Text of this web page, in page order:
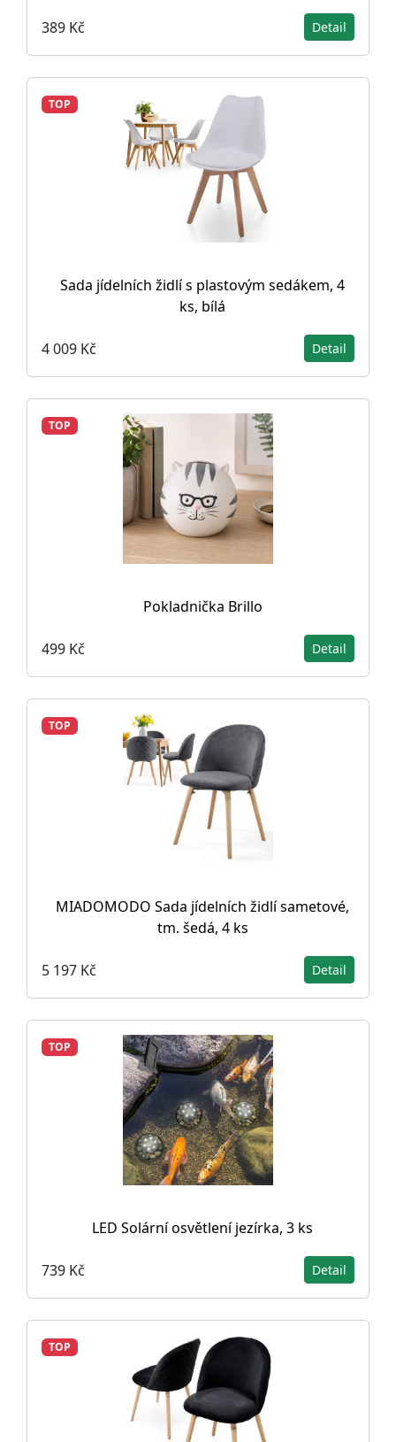
389 Kč Detail
TOP
Sada jídelních židlí s plastovým sedákem, 4
ks, bílá
4 009 Kč Detail
TOP
Pokladnička Brillo
499 Kč Detail
TOP
MIADOMODO Sada jídelních židlí sametové,
tm. šedá, 4 ks
5 197 Kč Detail
TOP
LED Solární osvětlení jezírka, 3 ks
739 Kč Detail
TOP